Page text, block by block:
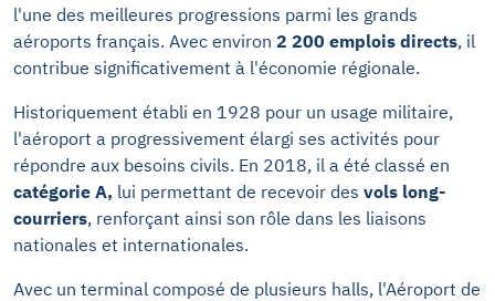
l'une des meilleures progressions parmi les grands
aéroports français. Avec environ 2 200 emplois directs, il
contribue significativement à l'économie régionale.
Historiquement établi en 1928 pour un usage militaire,
l'aéroport a progressivement élargi ses activités pour
répondre aux besoins civils. En 2018, il a été classé en
catégorie A, lui permettant de recevoir des vols long-
courriers, renforçant ainsi son rôle dans les liaisons
nationales et internationales.
Avec un terminal composé de plusieurs halls, l'Aéroport de